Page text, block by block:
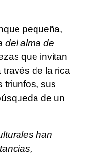
pequeña,
del alma de
que invitan
través de la rica
triunfos, sus
de un
han